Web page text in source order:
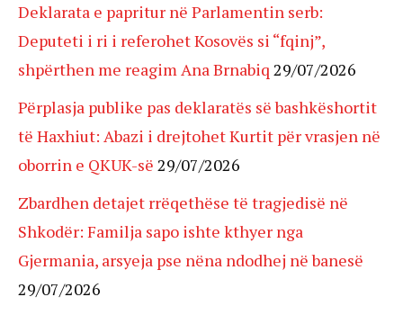
Deklarata e papritur në Parlamentin serb:
Deputeti i ri i referohet Kosovës si “fqinj”,
shpërthen me reagim Ana Brnabiq 29/07/2026
Përplasja publike pas deklaratës së bashkëshortit
të Haxhiut: Abazi i drejtohet Kurtit për vrasjen në
oborrin e QKUK-së 29/07/2026
Zbardhen detajet rrëqethëse të tragjedisë në
Shkodër: Familja sapo ishte kthyer nga
Gjermania, arsyeja pse nëna ndodhej në banesë
29/07/2026